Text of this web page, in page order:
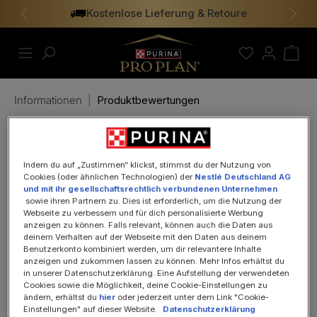
springen Kostenlose Lieferung & Retoure
Vorheriges
Informationen Produktbewertungen
Produktbewertungen
Um sicherzustellen, dass die Bewertungen wirklich
von solchen Verbrauchern stammen, die das/die
Produkt(e) tatsächlich verwendet oder erworben
haben, findet eine Glaubwürdigkeitsprüfung mittels
verschiedener Maßnahmen statt.
Jeder, der eine Bewertung abgeben möchte, muss
sich zuvor mit einer gültigen E-Mail-Adresse
Indem du auf „Zustimmen“ klickst, stimmst du der Nutzung von
Cookies (oder ähnlichen Technologien) der Nestlé Deutschland AG
und mit ihr gesellschaftsrechtlich verbundenen Unternehmen
sowie ihren Partnern zu. Dies ist erforderlich, um die Nutzung der
Webseite zu verbessern und für dich personalisierte Werbung
anzeigen zu können. Falls relevant, können auch die Daten aus
deinem Verhalten auf der Webseite mit den Daten aus deinem
Benutzerkonto kombiniert werden, um dir relevantere Inhalte
anzeigen und zukommen lassen zu können. Mehr Infos erhältst du
in unserer Datenschutzerklärung. Eine Aufstellung der verwendeten
Cookies sowie die Möglichkeit, deine Cookie-Einstellungen zu
ändern, erhältst du hier oder jederzeit unter dem Link "Cookie-
Einstellungen" auf dieser Website.
Datenschutzerklärung